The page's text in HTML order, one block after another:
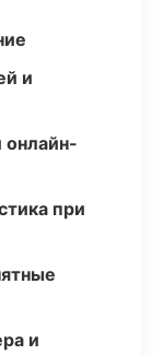
и
онлайн-
при
и